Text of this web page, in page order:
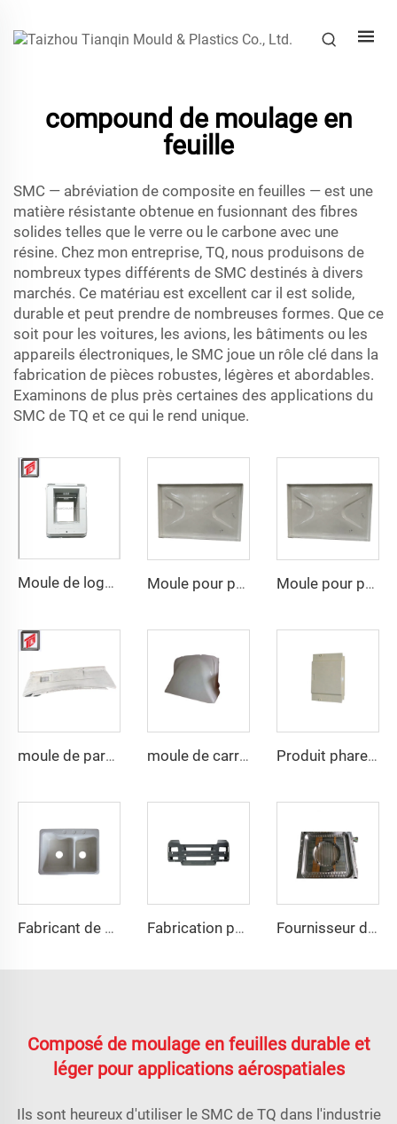
compound de moulage en
feuille
SMC — abréviation de composite en feuilles — est une
matière résistante obtenue en fusionnant des fibres
solides telles que le verre ou le carbone avec une
résine. Chez mon entreprise, TQ, nous produisons de
nombreux types différents de SMC destinés à divers
marchés. Ce matériau est excellent car il est solide,
durable et peut prendre de nombreuses formes. Que ce
soit pour les voitures, les avions, les bâtiments ou les
appareils électroniques, le SMC joue un rôle clé dans la
fabrication de pièces robustes, légères et abordables.
Examinons de plus près certaines des applications du
SMC de TQ et ce qui le rend unique.
Moule de logement inférieur par compression SMC Moule pour panneau d'eau SMC à la vente, moule de compression SMC avec prix compétitif Moule pour panneau d'eau SMC à la vente, moule de compression SMC avec prix compétitif
moule de pare-chocs auto SMC à la mode moule de carrosserie auto SMC en résine de compression bien vendu Produit phare de 2023 moule en plastique SMC boîte de panneau électrique
Fabricant de moules pour évier en SMC, fournisseur de moules en fibres de verre Fabrication professionnelle de moules en SMC pour ailes arrière Fournisseur de moules de couvercle de puits en FRP par compression
Composé de moulage en feuilles durable et
léger pour applications aérospatiales
Ils sont heureux d'utiliser le SMC de TQ dans l'industrie